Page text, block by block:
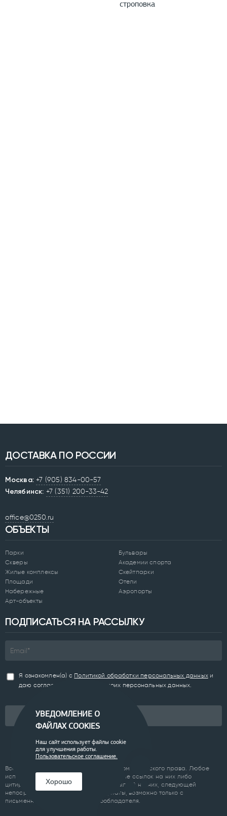
строповка
ДОСТАВКА ПО РОССИИ
Москва: +7 (905) 834-00-57
Челябинск: +7 (351) 200-33-42
office@0250.ru
ОБЪЕКТЫ
Парки
Скверы
Жилые комплексы
Площади
Набережные
Арт-объекты
Бульвары
Академии спорта
Скейтпарки
Отели
Аэропорты
ПОДПИСАТЬСЯ НА РАССЫЛКУ
Я ознакомлен(а) с Политикой обработки персональных данныхи
даю согласие на обработку моих персональных данных.
Подписаться
Все материалы сайта являются объектом авторского права. Любое
использование материалов сайта, кроме ссылок на них либо
цитирование с обязательной гиперссылкой на них, следующей
непосредственно до либо после цитаты, возможно только с
письменного разрешения правообладателя.
УВЕДОМЛЕНИЕ О
ФАЙЛАХ COOKIES
Наш сайт использует файлы cookie
для улучшения работы.
Пользовательское соглашение.
Хорошо